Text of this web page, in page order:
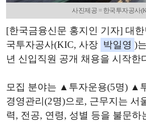
사진제공 = 한국투자공사
[한국금융신문 홍지인 기자] 대
국투자공사(KIC, 사장 박일영 )
년 신입직원 공개 채용을 시작한
모집 분야는 ▲투자운용(5명) ▲
경영관리(2명)으로, 근무지는 서
력, 전공, 연령, 성별 등을 불문하